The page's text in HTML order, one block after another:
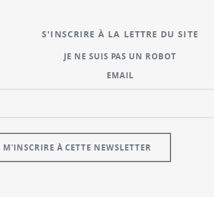
S'INSCRIRE À LA LETTRE DU SITE
JE NE SUIS PAS UN ROBOT
EMAIL